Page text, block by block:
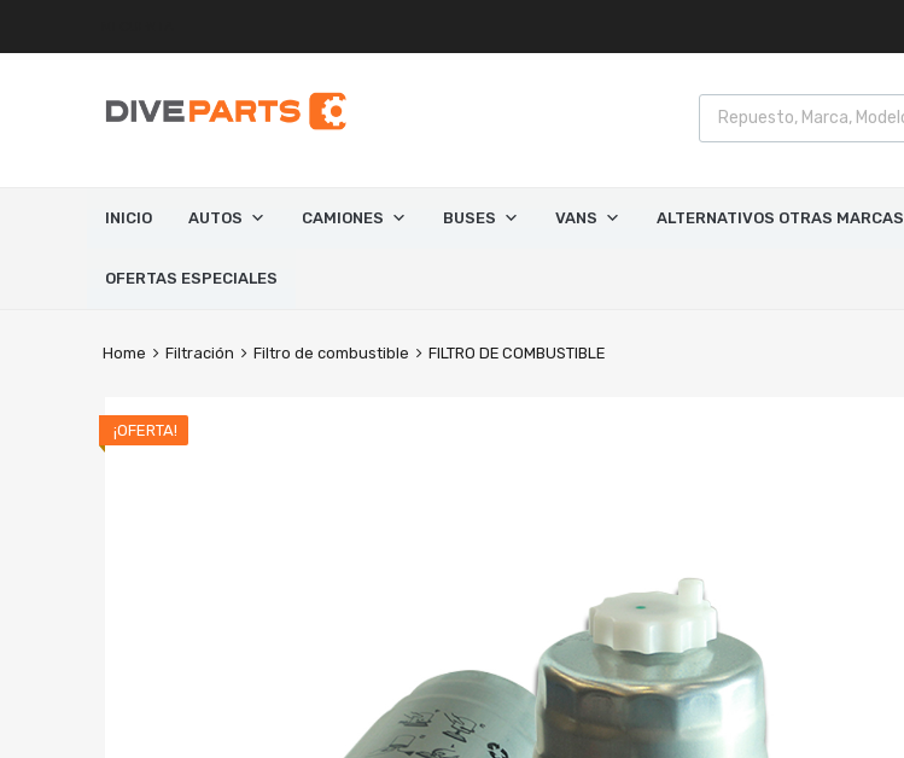
INICIO AUTOS CAMIONES BUSES VANS ALTERNATIVOS OTRAS MARCAS
OFERTAS ESPECIALES
Home Filtración Filtro de combustible FILTRO DE COMBUSTIBLE
¡OFERTA!